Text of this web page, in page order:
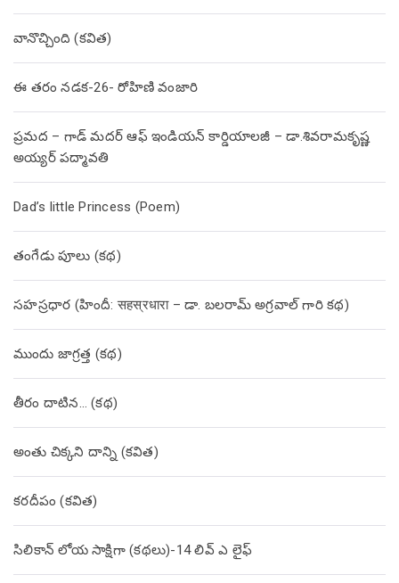
వానొచ్చింది (కవిత)
ఈ తరం నడక-26- రోహిణి వంజారి
ప్రమద – గాడ్ మదర్ ఆఫ్ ఇండియన్ కార్డియాలజీ – డా.శివరామకృష్ణ
అయ్యర్ పద్మావతి
Dad’s little Princess (Poem)
తంగేడు పూలు (క‌థ‌)
సహస్రధార (హిందీ: सहस्रधारा – డా. బలరామ్ అగ్రవాల్ గారి కథ)
ముందు జాగ్రత్త (క‌థ‌)
తీరం దాటిన… (క‌థ‌)
అంతు చిక్కని దాన్ని (కవిత)
కరదీపం (కవిత)
సిలికాన్ లోయ సాక్షిగా (కథలు)-14 లివ్ ఎ లైఫ్